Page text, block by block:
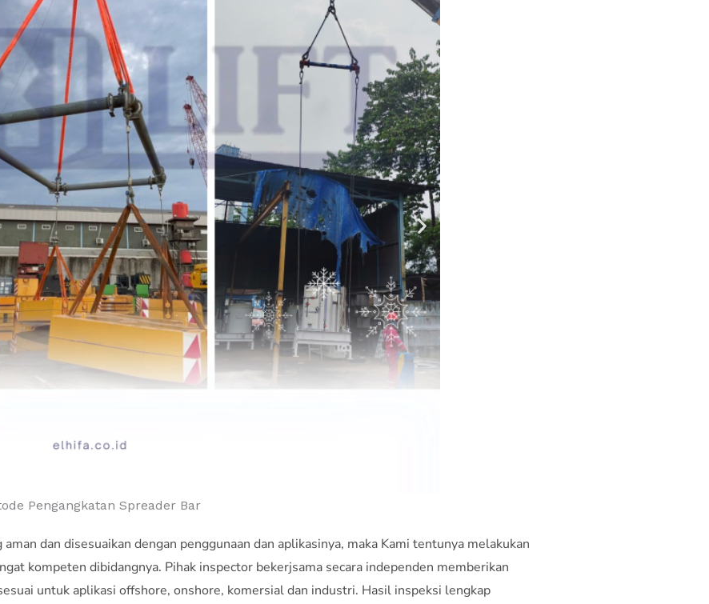
Pengangkatan Spreader Bar
dan disesuaikan dengan penggunaan dan aplikasinya, maka Kami tentunya melakukan
kompeten dibidangnya. Pihak inspector bekerjsama secara independen memberikan
untuk aplikasi offshore, onshore, komersial dan industri. Hasil inspeksi lengkap